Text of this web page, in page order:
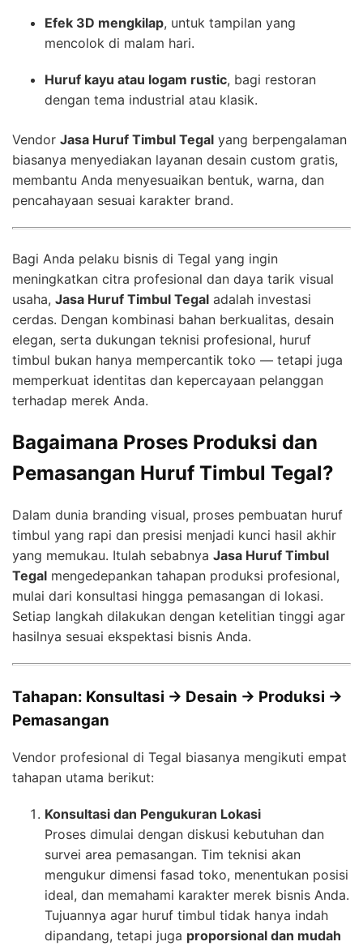
Efek 3D mengkilap, untuk tampilan yang
mencolok di malam hari.
Huruf kayu atau logam rustic, bagi restoran
dengan tema industrial atau klasik.
Vendor Jasa Huruf Timbul Tegal yang berpengalaman
biasanya menyediakan layanan desain custom gratis,
membantu Anda menyesuaikan bentuk, warna, dan
pencahayaan sesuai karakter brand.
Bagi Anda pelaku bisnis di Tegal yang ingin
meningkatkan citra profesional dan daya tarik visual
usaha, Jasa Huruf Timbul Tegal adalah investasi
cerdas. Dengan kombinasi bahan berkualitas, desain
elegan, serta dukungan teknisi profesional, huruf
timbul bukan hanya mempercantik toko — tetapi juga
memperkuat identitas dan kepercayaan pelanggan
terhadap merek Anda.
Bagaimana Proses Produksi dan
Pemasangan Huruf Timbul Tegal?
Dalam dunia branding visual, proses pembuatan huruf
timbul yang rapi dan presisi menjadi kunci hasil akhir
yang memukau. Itulah sebabnya Jasa Huruf Timbul
Tegal mengedepankan tahapan produksi profesional,
mulai dari konsultasi hingga pemasangan di lokasi.
Setiap langkah dilakukan dengan ketelitian tinggi agar
hasilnya sesuai ekspektasi bisnis Anda.
Tahapan: Konsultasi → Desain → Produksi →
Pemasangan
Vendor profesional di Tegal biasanya mengikuti empat
tahapan utama berikut:
Konsultasi dan Pengukuran Lokasi
Proses dimulai dengan diskusi kebutuhan dan
survei area pemasangan. Tim teknisi akan
mengukur dimensi fasad toko, menentukan posisi
ideal, dan memahami karakter merek bisnis Anda.
Tujuannya agar huruf timbul tidak hanya indah
dipandang, tetapi juga proporsional dan mudah